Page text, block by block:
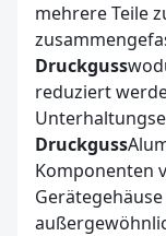
mehrere Teile
Druckguss
reduziert
Druckguss
Komponenten